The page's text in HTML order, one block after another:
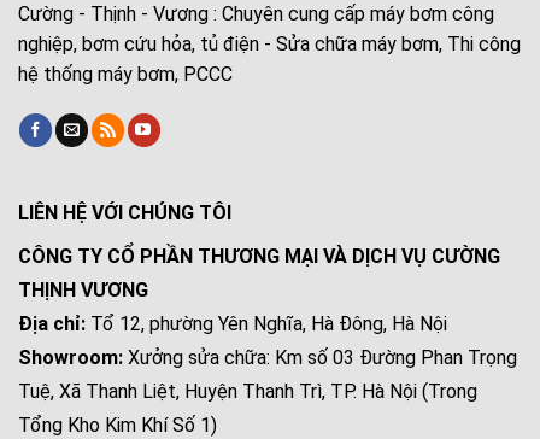
Cường - Thịnh - Vương : Chuyên cung cấp máy bơm công
nghiệp, bơm cứu hỏa, tủ điện - Sửa chữa máy bơm, Thi công
hệ thống máy bơm, PCCC
LIÊN HỆ VỚI CHÚNG TÔI
CÔNG TY CỔ PHẦN THƯƠNG MẠI VÀ DỊCH VỤ CƯỜNG
THỊNH VƯƠNG
Địa chỉ: Tổ 12, phường Yên Nghĩa, Hà Đông, Hà Nội
Showroom: Xưởng sửa chữa: Km số 03 Đường Phan Trọng
Tuệ, Xã Thanh Liệt, Huyện Thanh Trì, TP. Hà Nội (Trong
Tổng Kho Kim Khí Số 1)